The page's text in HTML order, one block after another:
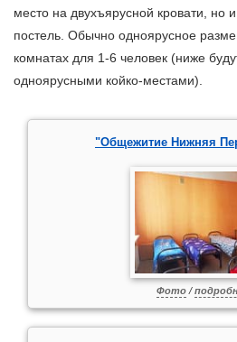
место на двухъярусной кровати, но
постель. Обычно одноярусное
комнатах для 1-6 человек (ниже
одноярусными койко-местами).
"Общежитие Нижняя
Фото/